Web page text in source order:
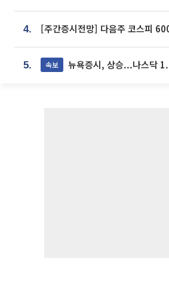
4.
5. 속보 뉴욕증시, 상승...나스닥